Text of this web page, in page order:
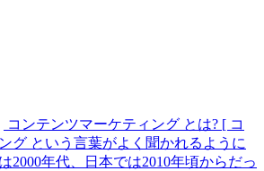
コンテンツマーケティング とは? [ コ
グ という言葉がよく聞かれるように
2000年代、日本では2010年頃からだっ